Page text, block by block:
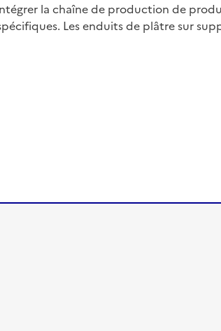
la chaîne de production de
Les enduits de plâtre sur